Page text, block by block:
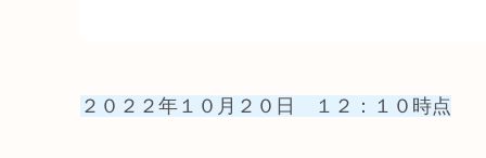
２０２２年１０月２０日 １２：１０時点